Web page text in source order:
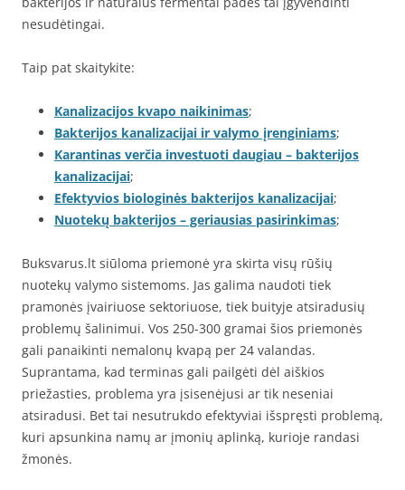
nesudėtingai.
Taip pat skaitykite:
Kanalizacijos kvapo naikinimas;
Bakterijos kanalizacijai ir valymo įrenginiams;
Karantinas verčia investuoti daugiau – bakterijos
kanalizacijai;
Efektyvios biologinės bakterijos kanalizacijai;
Nuotekų bakterijos – geriausias pasirinkimas;
Buksvarus.lt siūloma priemonė yra skirta visų rūšių
nuotekų valymo sistemoms. Jas galima naudoti tiek
pramonės įvairiuose sektoriuose, tiek buityje atsiradusių
problemų šalinimui. Vos 250-300 gramai šios priemonės
gali panaikinti nemalonų kvapą per 24 valandas.
Suprantama, kad terminas gali pailgėti dėl aiškios
priežasties, problema yra įsisenėjusi ar tik neseniai
atsiradusi. Bet tai nesutrukdo efektyviai išspręsti problemą,
kuri apsunkina namų ar įmonių aplinką, kurioje randasi
žmonės.